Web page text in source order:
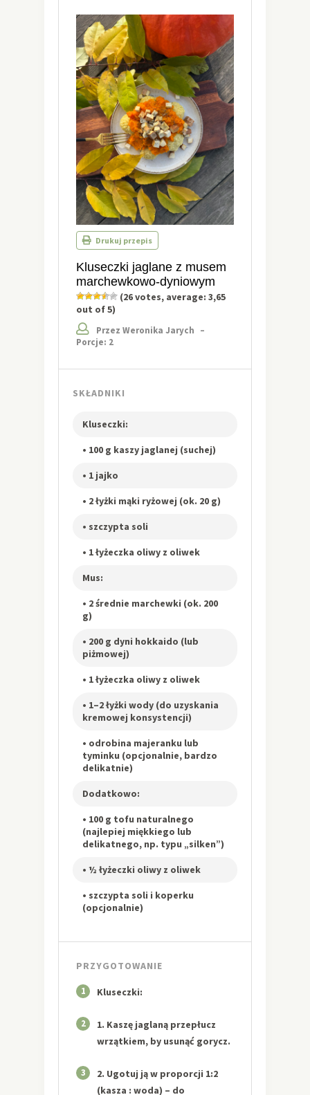
Drukuj przepis
Kluseczki jaglane z musem
marchewkowo-dyniowym
(26votes, average: 3,65
out of 5)
Przez Weronika Jarych –
Porcje: 2
SKŁADNIKI
Kluseczki:
• 100 g kaszy jaglanej (suchej)
• 1 jajko
• 2 łyżki mąki ryżowej (ok. 20 g)
• szczypta soli
• 1 łyżeczka oliwy z oliwek
Mus:
• 2 średnie marchewki (ok. 200
g)
• 200 g dyni hokkaido (lub
piżmowej)
• 1 łyżeczka oliwy z oliwek
• 1–2 łyżki wody (do uzyskania
kremowej konsystencji)
• odrobina majeranku lub
tyminku (opcjonalnie, bardzo
delikatnie)
Dodatkowo:
• 100 g tofu naturalnego
(najlepiej miękkiego lub
delikatnego, np. typu „silken”)
• ½ łyżeczki oliwy z oliwek
• szczypta soli i koperku
(opcjonalnie)
PRZYGOTOWANIE
1 Kluseczki:
2
1. Kaszę jaglaną przepłucz
wrzątkiem, by usunąć gorycz.
3
2. Ugotuj ją w proporcji 1:2
(kasza : woda) – do